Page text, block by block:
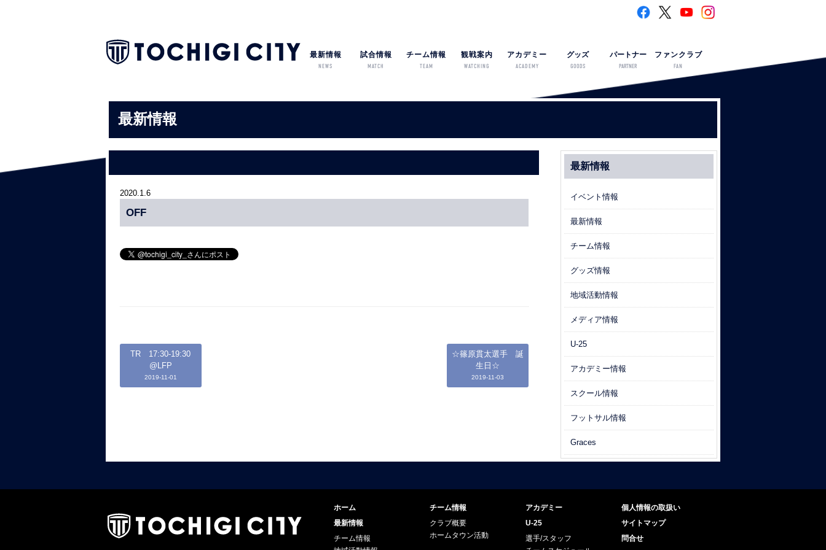
最新情報
NEWS
試合情報
MATCH
チーム情報
TEAM
観戦案内
WATCHING
アカデミー
ACADEMY
グッズ
GOODS
パートナー
PARTNER
ファンクラブ
FAN
最新情報
2020.1.6
OFF
TR 17:30-19:30
@LFP
2019-11-01
☆篠原貫太選手 誕
生日☆
2019-11-03
最新情報
イベント情報
最新情報
チーム情報
グッズ情報
地域活動情報
メディア情報
U-25
アカデミー情報
スクール情報
フットサル情報
Graces
ホーム
最新情報
チーム情報
チーム情報
クラブ概要
ホームタウン活動
アカデミー
U-25
選手/スタッフ
個人情報の取扱い
サイトマップ
問合せ